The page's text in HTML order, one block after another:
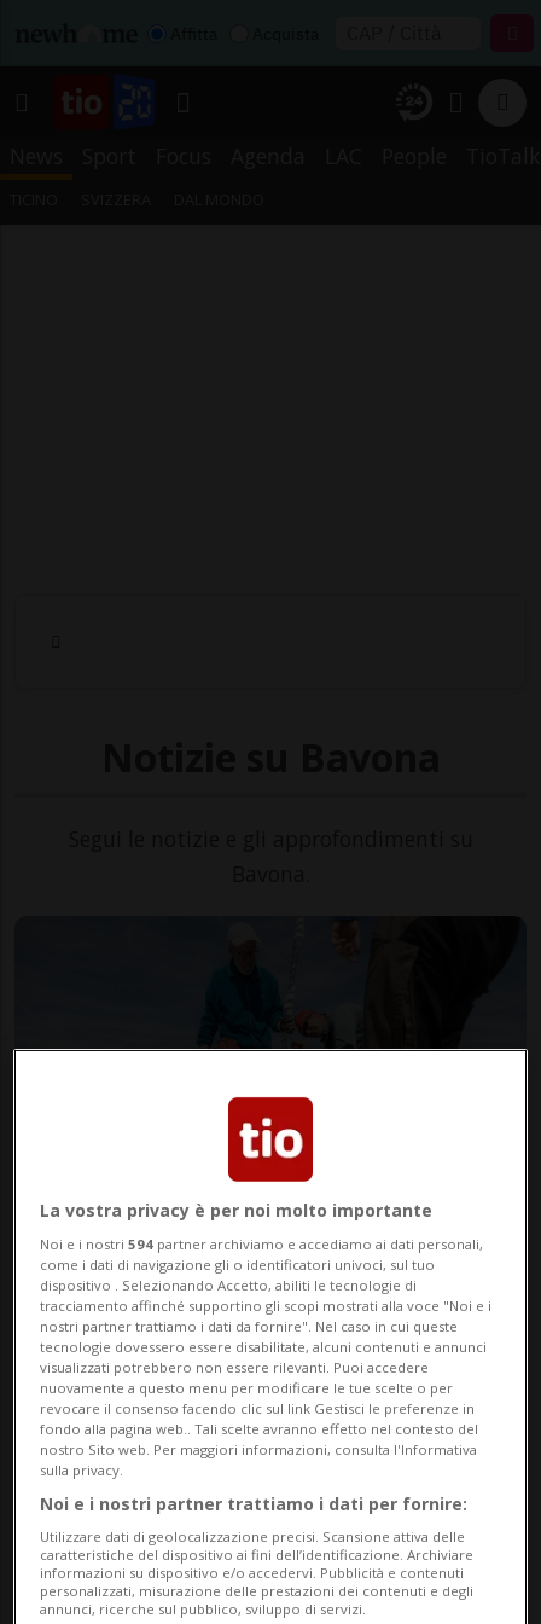
VAL BAVONA 11 mesi
«Tra cinque anni non ci sarà
più niente»
MAGGIA 1 anno
La vostra privacy è per noi molto importante
Noi e i nostri594 partner archiviamo e accediamo ai dati personali,
come i dati di navigazione gli o identificatori univoci, sul tuo
dispositivo . Selezionando Accetto, abiliti le tecnologie di
tracciamento affinché supportino gli scopi mostrati alla voce "Noi e i
nostri partner trattiamo i dati da fornire". Nel caso in cui queste
tecnologie dovessero essere disabilitate, alcuni contenuti e annunci
visualizzati potrebbero non essere rilevanti. Puoi accedere
nuovamente a questo menu per modificare le tue scelte o per
revocare il consenso facendo clic sul link Gestisci le preferenze in
fondo alla pagina web.. Tali scelte avranno effetto nel contesto del
nostro Sito web. Per maggiori informazioni, consulta l'Informativa
sulla privacy.
Noi e i nostri partner trattiamo i dati per fornire:
Utilizzare dati di geolocalizzazione precisi. Scansione attiva delle
caratteristiche del dispositivo ai fini dell’identificazione. Archiviare
informazioni su dispositivo e/o accedervi. Pubblicità e contenuti
personalizzati, misurazione delle prestazioni dei contenuti e degli
annunci, ricerche sul pubblico, sviluppo di servizi.